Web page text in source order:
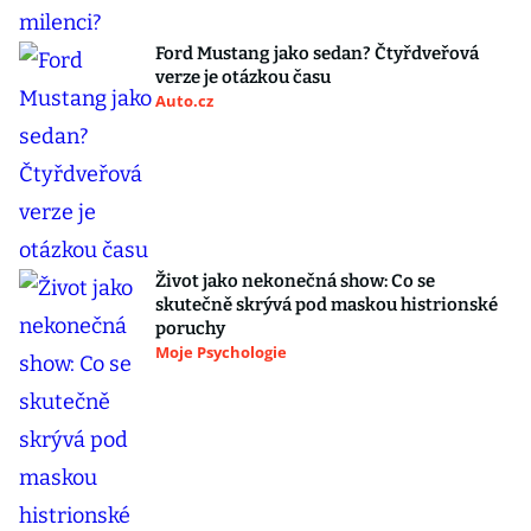
Ford Mustang jako sedan? Čtyřdveřová
verze je otázkou času
Auto.cz
Život jako nekonečná show: Co se
skutečně skrývá pod maskou histrionské
poruchy
Moje Psychologie